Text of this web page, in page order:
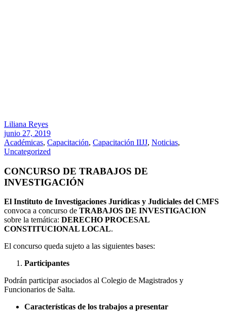
Liliana Reyes
junio 27, 2019
Académicas, Capacitación, Capacitación IIJJ, Noticias,
Uncategorized
CONCURSO DE TRABAJOS DE
INVESTIGACIÓN
El Instituto de Investigaciones Jurídicas y Judiciales del CMFS
convoca a concurso de TRABAJOS DE INVESTIGACION
sobre la temática: DERECHO PROCESAL
CONSTITUCIONAL LOCAL.
El concurso queda sujeto a las siguientes bases:
Participantes
Podrán participar asociados al Colegio de Magistrados y
Funcionarios de Salta.
Características de los trabajos a presentar